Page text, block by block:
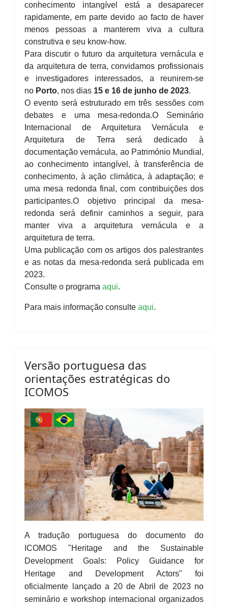
conhecimento intangível está a desaparecer
rapidamente, em parte devido ao facto de haver
menos pessoas a manterem viva a cultura
construtiva e seu know-how.
Para discutir o futuro da arquitetura vernácula e
da arquitetura de terra, convidamos profissionais
e investigadores interessados, a reunirem-se
no Porto, nos dias 15 e 16 de junho de 2023.
O evento será estruturado em três sessões com
debates e uma mesa-redonda.O Seminário
Internacional de Arquitetura Vernácula e
Arquitetura de Terra será dedicado à
documentação vernácula, ao Património Mundial,
ao conhecimento intangível, à transferência de
conhecimento, à ação climática, à adaptação; e
uma mesa redonda final, com contribuições dos
participantes.O objetivo principal da mesa-
redonda será definir caminhos a seguir, para
manter viva a arquitetura vernácula e a
arquitetura de terra.
Uma publicação com os artigos dos palestrantes
e as notas da mesa-redonda será publicada em
2023.
Consulte o programa aqui.
Para mais informação consulte aqui.
Versão portuguesa das
orientações estratégicas do
ICOMOS
A tradução portuguesa do documento do
ICOMOS "Heritage and the Sustainable
Development Goals: Policy Guidance for
Heritage and Development Actors" foi
oficialmente lançado a 20 de Abril de 2023 no
seminário e workshop internacional organizados